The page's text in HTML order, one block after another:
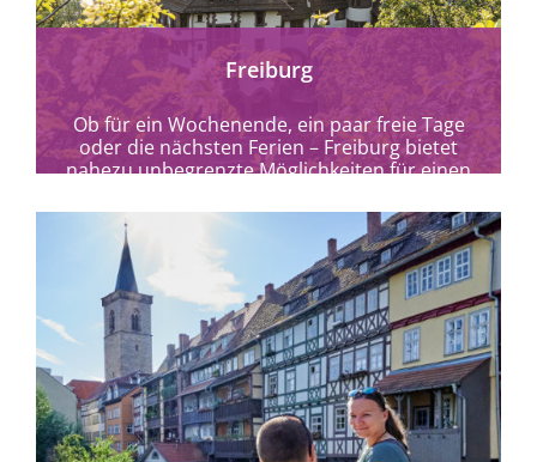
Freiburg
Ob für ein Wochenende, ein paar freie Tage
oder die nächsten Ferien – Freiburg bietet
nahezu unbegrenzte Möglichkeiten für einen